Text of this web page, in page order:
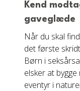
Kend
gaveglæde
Når du skal
det første
Børn i
elsker at
eventyr i